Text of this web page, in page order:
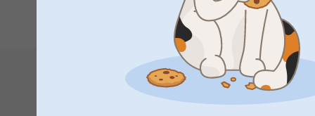
Tusind tak for din anmeldelse og dine 5 stjerner.
Hav en fortsat god dag!
Kirsi @smartphoto
1 2